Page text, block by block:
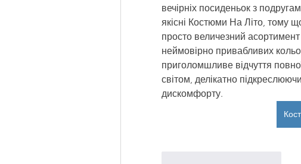
вечірніх посиденьок з
якісні Костюми На Літо, тому
просто величезний
неймовірно привабливих
приголомшливе відчуття
світом, делікатно
дискомфорту.